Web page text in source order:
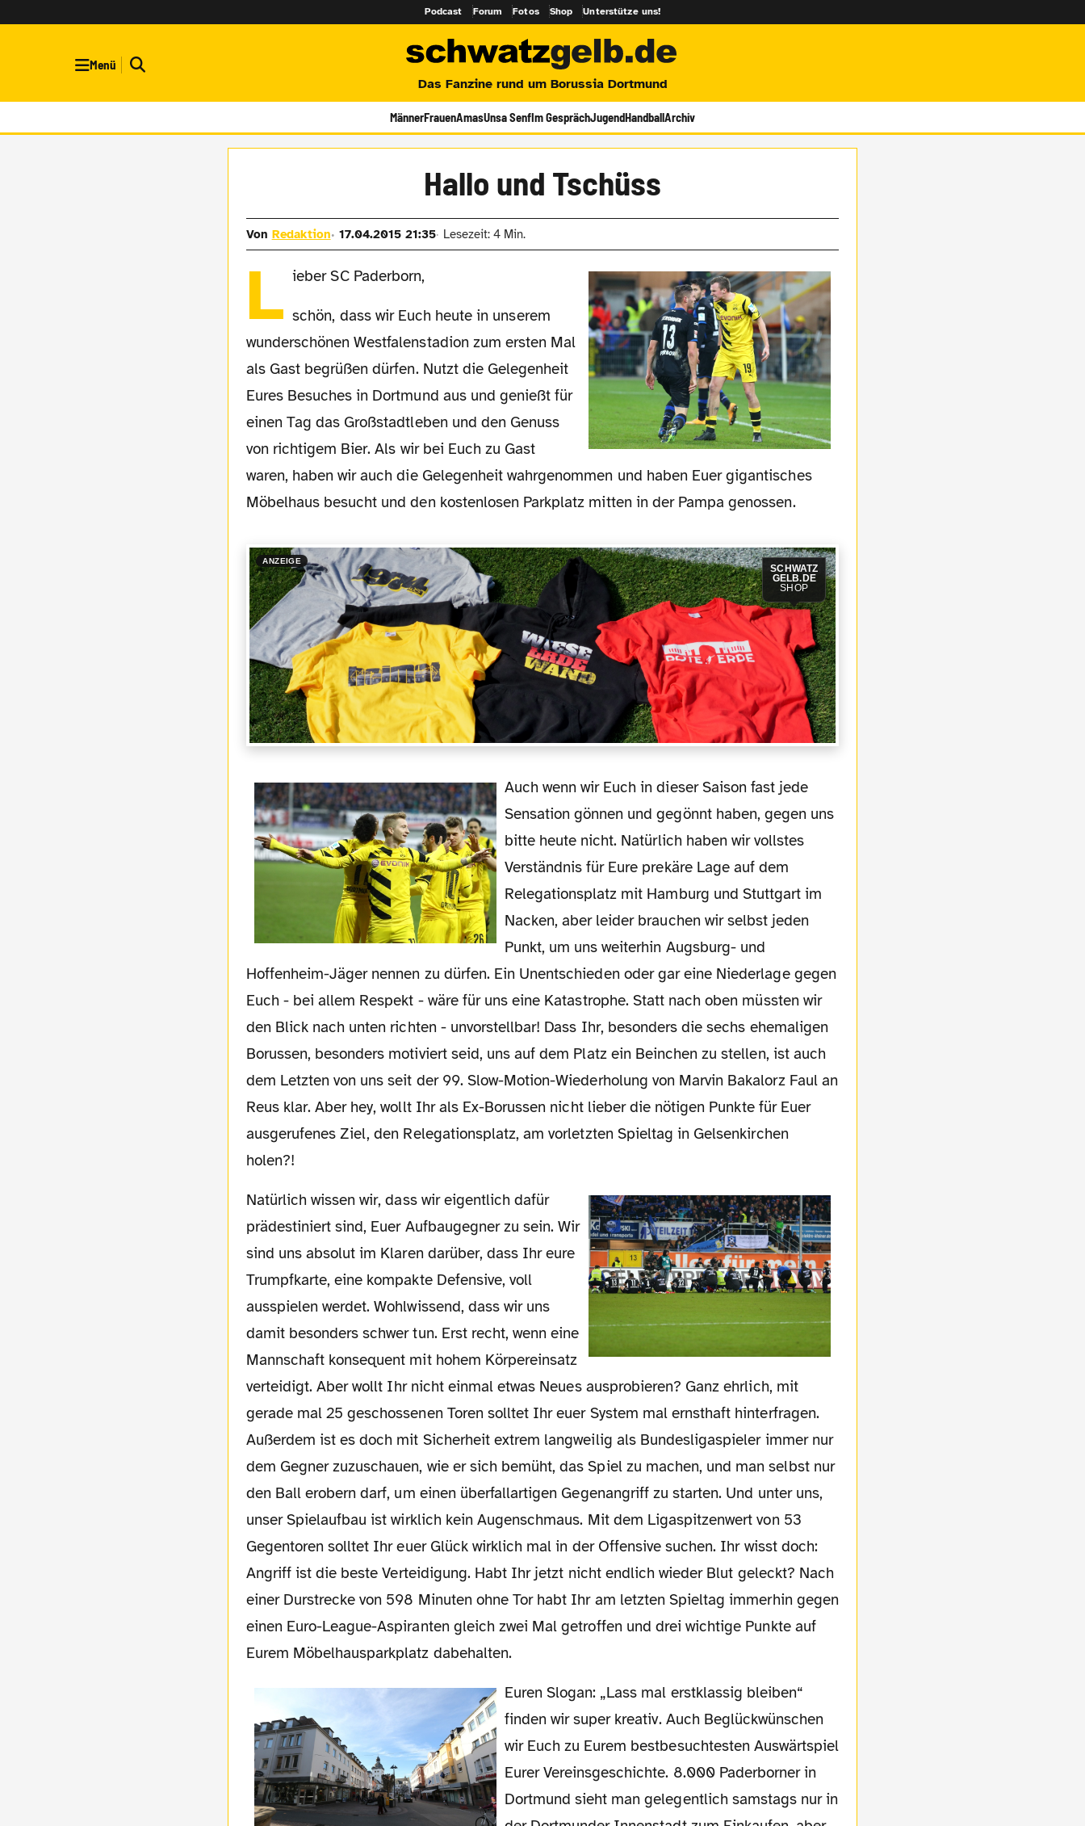
Podcast Forum Fotos Shop Unterstütze uns!
Menü
Das Fanzine rund um Borussia Dortmund
MännerFrauenAmasUnsa SenfIm GesprächJugendHandballArchiv
Hallo und Tschüss
Von Redaktion 17.04.2015 21:35 Lesezeit: 4 Min.
L ieber SC Paderborn,
schön, dass wir Euch heute in unserem
wunderschönen Westfalenstadion zum ersten Mal
als Gast begrüßen dürfen. Nutzt die Gelegenheit
Eures Besuches in Dortmund aus und genießt für
einen Tag das Großstadtleben und den Genuss
von richtigem Bier. Als wir bei Euch zu Gast
waren, haben wir auch die Gelegenheit wahrgenommen und haben Euer gigantisches
Möbelhaus besucht und den kostenlosen Parkplatz mitten in der Pampa genossen.
ANZEIGE
SCHWATZ
GELB.DE
SHOP
Auch wenn wir Euch in dieser Saison fast jede
Sensation gönnen und gegönnt haben, gegen uns
bitte heute nicht. Natürlich haben wir vollstes
Verständnis für Eure prekäre Lage auf dem
Relegationsplatz mit Hamburg und Stuttgart im
Nacken, aber leider brauchen wir selbst jeden
Punkt, um uns weiterhin Augsburg- und
Hoffenheim-Jäger nennen zu dürfen. Ein Unentschieden oder gar eine Niederlage gegen
Euch - bei allem Respekt - wäre für uns eine Katastrophe. Statt nach oben müssten wir
den Blick nach unten richten - unvorstellbar! Dass Ihr, besonders die sechs ehemaligen
Borussen, besonders motiviert seid, uns auf dem Platz ein Beinchen zu stellen, ist auch
dem Letzten von uns seit der 99. Slow-Motion-Wiederholung von Marvin Bakalorz Faul an
Reus klar. Aber hey, wollt Ihr als Ex-Borussen nicht lieber die nötigen Punkte für Euer
ausgerufenes Ziel, den Relegationsplatz, am vorletzten Spieltag in Gelsenkirchen
holen?!
Natürlich wissen wir, dass wir eigentlich dafür
prädestiniert sind, Euer Aufbaugegner zu sein. Wir
sind uns absolut im Klaren darüber, dass Ihr eure
Trumpfkarte, eine kompakte Defensive, voll
ausspielen werdet. Wohlwissend, dass wir uns
damit besonders schwer tun. Erst recht, wenn eine
Mannschaft konsequent mit hohem Körpereinsatz
verteidigt. Aber wollt Ihr nicht einmal etwas Neues ausprobieren? Ganz ehrlich, mit
gerade mal 25 geschossenen Toren solltet Ihr euer System mal ernsthaft hinterfragen.
Außerdem ist es doch mit Sicherheit extrem langweilig als Bundesligaspieler immer nur
dem Gegner zuzuschauen, wie er sich bemüht, das Spiel zu machen, und man selbst nur
den Ball erobern darf, um einen überfallartigen Gegenangriff zu starten. Und unter uns,
unser Spielaufbau ist wirklich kein Augenschmaus. Mit dem Ligaspitzenwert von 53
Gegentoren solltet Ihr euer Glück wirklich mal in der Offensive suchen. Ihr wisst doch:
Angriff ist die beste Verteidigung. Habt Ihr jetzt nicht endlich wieder Blut geleckt? Nach
einer Durstrecke von 598 Minuten ohne Tor habt Ihr am letzten Spieltag immerhin gegen
einen Euro-League-Aspiranten gleich zwei Mal getroffen und drei wichtige Punkte auf
Eurem Möbelhausparkplatz dabehalten.
Euren Slogan: „Lass mal erstklassig bleiben“
finden wir super kreativ. Auch Beglückwünschen
wir Euch zu Eurem bestbesuchtesten Auswärtspiel
Eurer Vereinsgeschichte. 8.000 Paderborner in
Dortmund sieht man gelegentlich samstags nur in